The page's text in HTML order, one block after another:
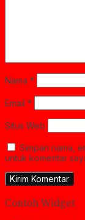
Nama *
Email *
Situs Web
Simpan nama,
untuk komentar
Contoh Widget